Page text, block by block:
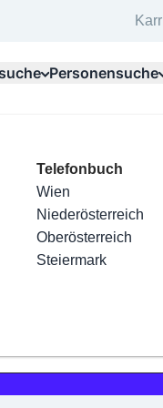
Kategorien
Friseur
Nägel
Haarentfernung
Make-Up
Top Branchen
Elektriker
Installateure
Maler & Lackierer
Branchen A-Z
Personensuche
Telefonbuch
Wien
Niederösterreich
Oberösterreich
Steiermark